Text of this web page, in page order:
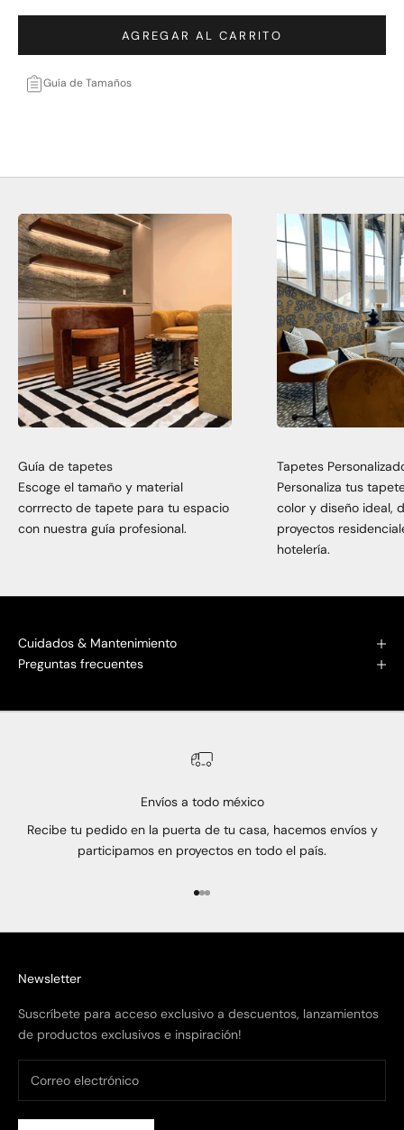
AGREGAR AL CARRITO
Guía de Tamaños
Guía de tapetes
Escoge el tamaño y material
corrrecto de tapete para tu espacio
con nuestra guía profesional.
Tapetes
Personaliza tus
color y diseño ideal,
proyectos
hotelería.
Cuidados & Mantenimiento
Preguntas frecuentes
Envíos a todo méxico
Recibe tu pedido en la puerta de tu casa, hacemos envíos y
participamos en proyectos en todo el país.
Ir al artículo 1
Ir al artículo 2
Ir al artículo 3
Newsletter
Suscríbete para acceso exclusivo a descuentos, lanzamientos
de productos exclusivos e inspiración!